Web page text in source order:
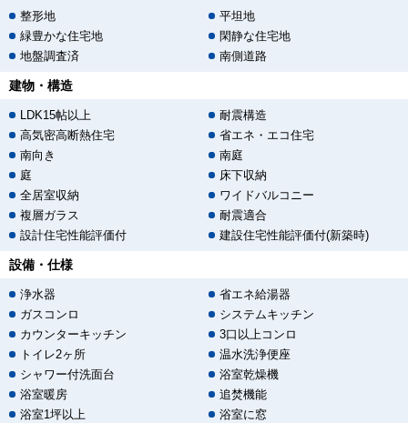
整形地
平坦地
緑豊かな住宅地
閑静な住宅地
地盤調査済
南側道路
建物・構造
LDK15帖以上
耐震構造
高気密高断熱住宅
省エネ・エコ住宅
南向き
南庭
庭
床下収納
全居室収納
ワイドバルコニー
複層ガラス
耐震適合
設計住宅性能評価付
建設住宅性能評価付(新築時)
設備・仕様
浄水器
省エネ給湯器
ガスコンロ
システムキッチン
カウンターキッチン
3口以上コンロ
トイレ2ヶ所
温水洗浄便座
シャワー付洗面台
浴室乾燥機
浴室暖房
追焚機能
浴室1坪以上
浴室に窓